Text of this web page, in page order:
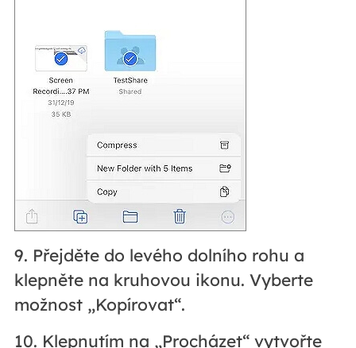
9. Přejděte do levého dolního rohu a
klepněte na kruhovou ikonu. Vyberte
možnost „Kopírovat“.
10. Klepnutím na „Procházet“ vytvořte